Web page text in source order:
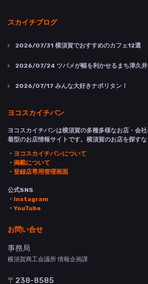
スカイチブログ
2026/07/31 横須賀でおすすめのカフェ12選
2026/07/24 ツバメが幅を利かせるまち津久
2026/07/17 みんな大好きナポリタン！
ヨコスカイチバン
ヨコスカイチバンは横須賀の多種多様なお店・会
着型のお店情報サイトです。横須賀のお店を探すな
・ ヨコスカイチバンについて
・ 掲載について
・ 登録店専用管理画面
公式SNS
・ Instagram
・ YouTube
お問い合せ
事務局
横須賀商工会議所 情報企画課
〒238-8585